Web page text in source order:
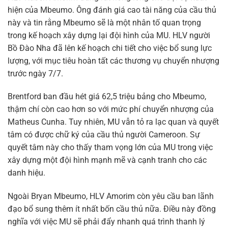
hiện của Mbeumo. Ông đánh giá cao tài năng của cầu thủ
này và tin rằng Mbeumo sẽ là một nhân tố quan trọng
trong kế hoạch xây dựng lại đội hình của MU. HLV người
Bồ Đào Nha đã lên kế hoạch chi tiết cho việc bổ sung lực
lượng, với mục tiêu hoàn tất các thương vụ chuyển nhượng
trước ngày 7/7.
Brentford ban đầu hét giá 62,5 triệu bảng cho Mbeumo,
thậm chí còn cao hơn so với mức phí chuyển nhượng của
Matheus Cunha. Tuy nhiên, MU vẫn tỏ ra lạc quan và quyết
tâm có được chữ ký của cầu thủ người Cameroon. Sự
quyết tâm này cho thấy tham vọng lớn của MU trong việc
xây dựng một đội hình mạnh mẽ và cạnh tranh cho các
danh hiệu.
Ngoài Bryan Mbeumo, HLV Amorim còn yêu cầu ban lãnh
đạo bổ sung thêm ít nhất bốn cầu thủ nữa. Điều này đồng
nghĩa với việc MU sẽ phải đẩy nhanh quá trình thanh lý